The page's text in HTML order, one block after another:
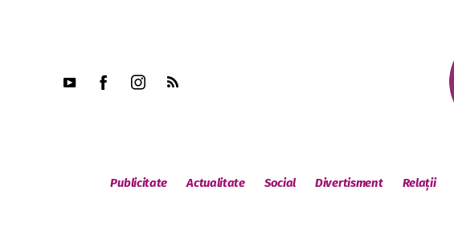
Publicitate Actualitate Social Divertisment Relații